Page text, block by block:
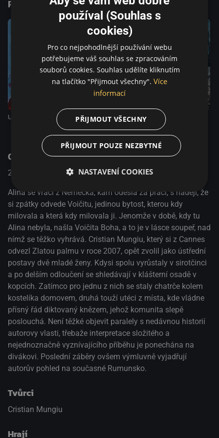
poslouchá. Není těžké objevit paralely s nedávnou historií
autorovy vlasti, třebaže interpretace složitého a
nejednoznačně vyznívajícího příběhu je ponechána na
divákovi. Poslední záběry ovšem výmluvně vyjadřují
autorův pohled na současné Rumunsko.
Podobné tituly
Uvolnit pěsti Kousek nebe R.M.N.
O pořadu
2012 Francie / Belgie / Rumunsko Drama
Alina se vrací z Německa, kam odešla za prací, s nadějí, že
si zpátky odvede Voičitu, jedinou bytost, kterou kdy
milovala a která kdy milovala ji. Jenomže v době, kdy tu
Alina nebyla, našla Voičita Boha, a to je v lásce soupeř, nad
nímž se těžko vyhrává. Cristian Mungiu, který si z Cannes
odvezl Zlatou palmu v roce 2007, opět zvolil jako ústřední
postavy dvě mladé ženy. Kdysi spolu vyrůstaly v sirotčinci
a po delším odloučení se shledávají v klášterní osadě v
kopcích. Zatímco pro jednu z nich se staly chatrče kolem
kostelíka domovem, druhá touží utéci z místa, kde vládne
přísný řád diktovaný knězem, jehož komunita slepě
poslouchá. Není těžké objevit paralely s nedávnou historií
autorovy vlasti, třebaže interpretace složitého a
nejednoznačně vyznívajícího příběhu je ponechána na
divákovi. Poslední záběry ovšem výmluvně vyjadřují
autorův pohled na současné Rumunsko.
Tvůrci
Cristian Mungiu
Hrají
používal (Souhlas s
cookies)
Pro co nejpohodlnější používání webu
potřebujeme váš souhlas se zpracováním
souborů cookies. Souhlas udělíte kliknutím
na tlačítko "Přijmout všechny". Více
informací
PŘIJMOUT VŠECHNY
PŘIJMOUT POUZE NEZBYTNÉ
NASTAVENÍ COOKIES